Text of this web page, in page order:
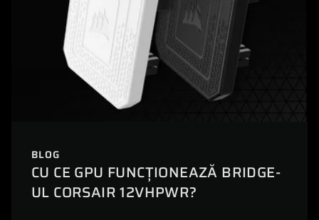
BLOG
CU CE GPU FUNCȚIONEAZĂ BRIDGE-
UL CORSAIR 12VHPWR?